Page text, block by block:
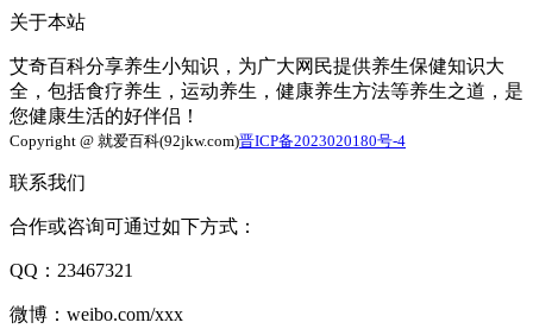
关于本站
艾奇百科分享养生小知识，为广大网民提供养生保健知识大
全，包括食疗养生，运动养生，健康养生方法等养生之道，是
您健康生活的好伴侣！
Copyright @ 就爱百科(92jkw.com)晋ICP备2023020180号-4
联系我们
合作或咨询可通过如下方式：
QQ：23467321
微博：weibo.com/xxx